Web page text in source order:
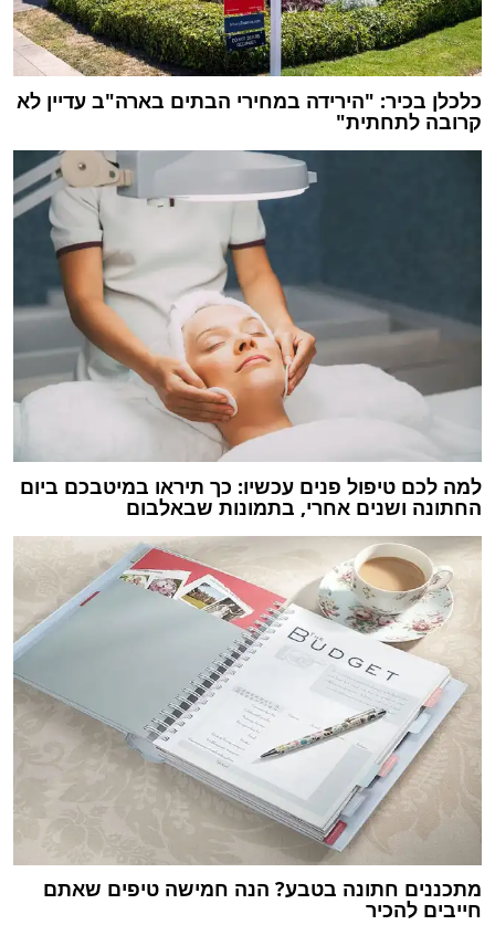
כלכלן בכיר: "הירידה במחירי הבתים בארה"ב עדיין לא
קרובה לתחתית"
למה לכם טיפול פנים עכשיו: כך תיראו במיטבכם ביום
החתונה ושנים אחרי, בתמונות שבאלבום
מתכננים חתונה בטבע? הנה חמישה טיפים שאתם
חייבים להכיר